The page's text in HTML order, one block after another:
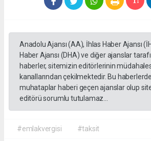
Anadolu Ajansı (AA), İhlas Haber Ajansı
Haber Ajansı (DHA) ve diğer ajanslar
haberler, sitemizin editörlerinin
kanallarından çekilmektedir. Bu
muhataplar haberi geçen ajanslar olup
editörü sorumlu tutulamaz...
#emlakvergisi #taksit